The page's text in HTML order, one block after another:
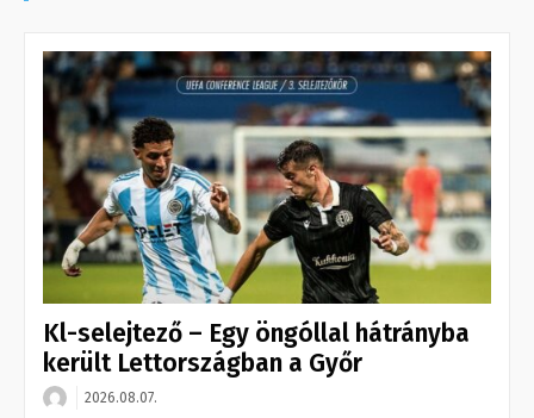
Kl-selejtező – Egy öngóllal hátrányba
került Lettországban a Győr
2026.08.07.